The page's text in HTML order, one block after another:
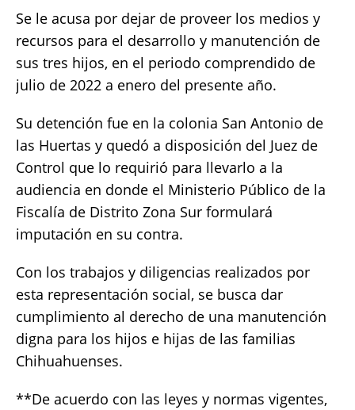
Se le acusa por dejar de proveer los medios y
recursos para el desarrollo y manutención de
sus tres hijos, en el periodo comprendido de
julio de 2022 a enero del presente año.
Su detención fue en la colonia San Antonio de
las Huertas y quedó a disposición del Juez de
Control que lo requirió para llevarlo a la
audiencia en donde el Ministerio Público de la
Fiscalía de Distrito Zona Sur formulará
imputación en su contra.
Con los trabajos y diligencias realizados por
esta representación social, se busca dar
cumplimiento al derecho de una manutención
digna para los hijos e hijas de las familias
Chihuahuenses.
**De acuerdo con las leyes y normas vigentes,